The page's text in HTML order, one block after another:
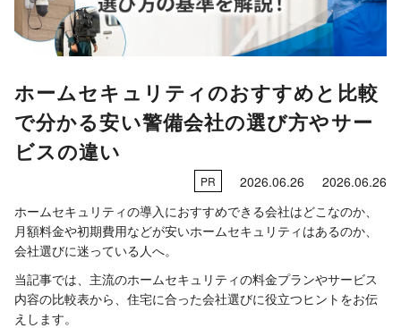
ホームセキュリティのおすすめと比較
で分かる安い警備会社の選び方やサー
ビスの違い
PR 2026.06.26
2026.06.26
ホームセキュリティの導入におすすめできる会社はどこなのか、
月額料金や初期費用などが安いホームセキュリティはあるのか、
会社選びに迷っている人へ。
当記事では、主流のホームセキュリティの料金プランやサービス
内容の比較表から、住宅に合った会社選びに役立つヒントをお伝
えします。